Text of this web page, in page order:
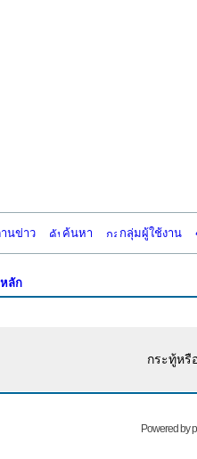
นข่าว ค้นหา กลุ่มผู้ใช้งาน
ลัก
กระทู้หรื
Powered by